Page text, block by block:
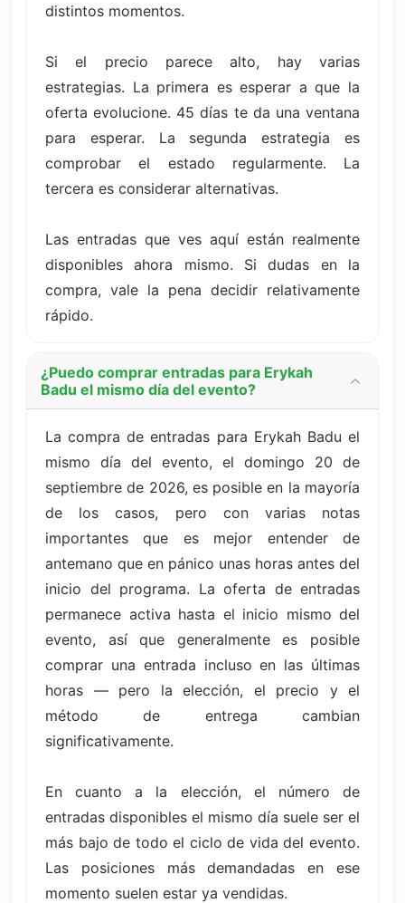
distintos momentos.
Si el precio parece alto, hay varias
estrategias. La primera es esperar a que la
oferta evolucione. 45 días te da una ventana
para esperar. La segunda estrategia es
comprobar el estado regularmente. La
tercera es considerar alternativas.
Las entradas que ves aquí están realmente
disponibles ahora mismo. Si dudas en la
compra, vale la pena decidir relativamente
rápido.
¿Puedo comprar entradas para Erykah
Badu el mismo día del evento?
La compra de entradas para Erykah Badu el
mismo día del evento, el domingo 20 de
septiembre de 2026, es posible en la mayoría
de los casos, pero con varias notas
importantes que es mejor entender de
antemano que en pánico unas horas antes del
inicio del programa. La oferta de entradas
permanece activa hasta el inicio mismo del
evento, así que generalmente es posible
comprar una entrada incluso en las últimas
horas — pero la elección, el precio y el
método de entrega cambian
significativamente.
En cuanto a la elección, el número de
entradas disponibles el mismo día suele ser el
más bajo de todo el ciclo de vida del evento.
Las posiciones más demandadas en ese
momento suelen estar ya vendidas.